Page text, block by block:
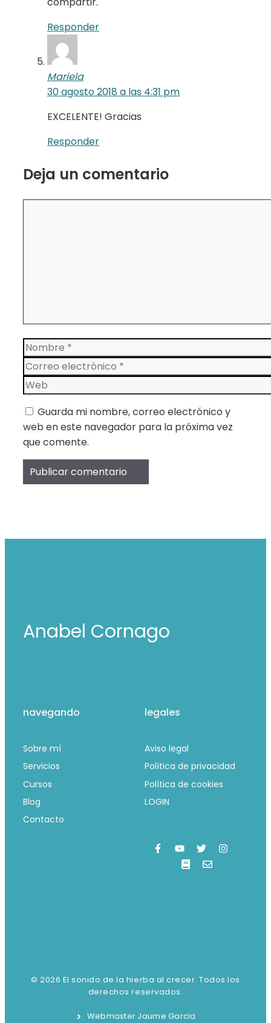
Responder
Mariela
30 agosto 2018 a las 4:31 pm
EXCELENTE! Gracias
Responder
Deja un comentario
Nombre
Correo
electrónico
Web
Guarda mi nombre, correo electrónico y
web en este navegador para la próxima vez
que comente.
Anabel Cornago
navegando
Sobre mí
Servicios
Cursos
Blog
Contacto
legales
Aviso legal
Política de privacidad
Política de cookies
LOGIN
© 2026 El sonido de la hierba al crecer. Todos los
derechos reservados.
Webmaster Jaume Garcia